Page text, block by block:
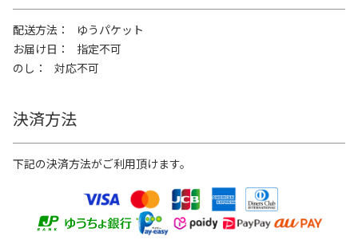
配送方法
ゆうパケット
お届け日
指定不可
のし
対応不可
決済方法
下記の決済方法がご利用頂けます。